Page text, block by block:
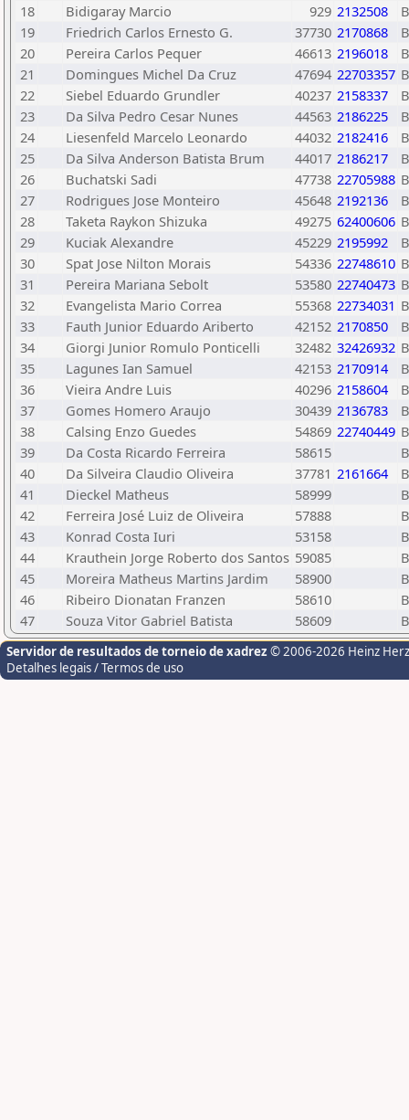
18
Bidigaray Marcio 929 2132508
19
Friedrich Carlos Ernesto G. 37730 2170868
20
Pereira Carlos Pequer 46613 2196018
21
Domingues Michel Da Cruz 47694 22703357
22
Siebel Eduardo Grundler 40237 2158337
23
Da Silva Pedro Cesar Nunes 44563 2186225
24
Liesenfeld Marcelo Leonardo 44032 2182416
25
Da Silva Anderson Batista Brum 44017 2186217
26
Buchatski Sadi 47738 22705988
27
Rodrigues Jose Monteiro 45648 2192136
28
Taketa Raykon Shizuka 49275 62400606
29
Kuciak Alexandre 45229 2195992
30
Spat Jose Nilton Morais 54336 22748610
31
Pereira Mariana Sebolt 53580 22740473
32
Evangelista Mario Correa 55368 22734031
33
Fauth Junior Eduardo Ariberto 42152 2170850
34
Giorgi Junior Romulo Ponticelli 32482 32426932
35
Lagunes Ian Samuel 42153 2170914
36
Vieira Andre Luis 40296 2158604
37
Gomes Homero Araujo 30439 2136783
38
Calsing Enzo Guedes 54869 22740449
39
Da Costa Ricardo Ferreira 58615
40
Da Silveira Claudio Oliveira 37781 2161664
41
Dieckel Matheus 58999
42
Ferreira José Luiz de Oliveira 57888
43
Konrad Costa Iuri 53158
44
Krauthein Jorge Roberto dos Santos 59085
45
Moreira Matheus Martins Jardim 58900
46
Ribeiro Dionatan Franzen 58610
47
Souza Vitor Gabriel Batista 58609
Servidor de resultados de torneio de xadrez © 2006-2026 Heinz
Detalhes legais / Termos de uso